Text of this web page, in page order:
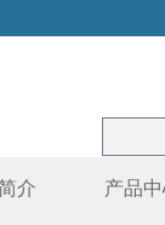
介 产品